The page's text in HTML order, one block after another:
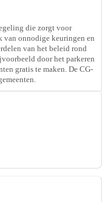
die zorgt voor
van onnodige keuringen en
van het beleid rond
door het parkeren
gratis te maken. De CG-